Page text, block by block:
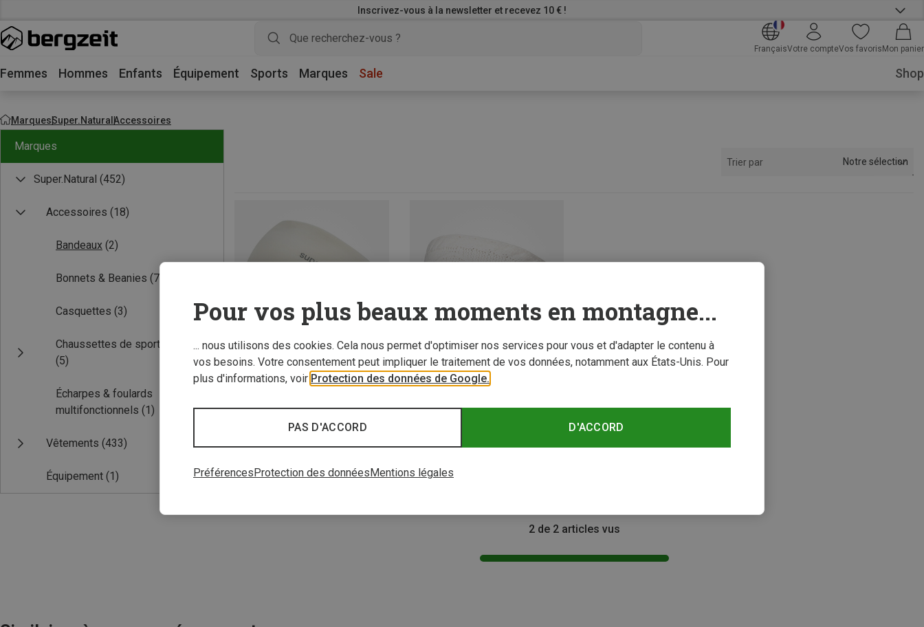
Inscrivez-vous à la newsletter et recevez 10 € !
FrançaisVotre compteVos favoris Mon panier
Femmes Hommes Enfants Équipement Sports Marques Sale Shop
MarquesSuper.NaturalAccessoires
Marques
Super.Natural (452)
Accessoires (18)
Bandeaux (2)
Bonnets & Beanies (7)
Casquettes (3)
Chaussettes de sport
(5)
Écharpes & foulards
multifonctionnels (1)
Vêtements (433)
Équipement (1)
Trier par Notre sélection
Tailles
Super.Natural | Bandeaux
€ 29,95
Super.Natural | Bandeaux
€ 29,95
2 de 2 articles vus
Pour vos plus beaux moments en montagne...
... nous utilisons des cookies. Cela nous permet d'optimiser nos services pour vous et d'adapter le contenu à
vos besoins. Votre consentement peut impliquer le traitement de vos données, notamment aux États-Unis. Pour
plus d'informations, voir Protection des données de Google.
D'ACCORD
PAS D'ACCORD
Préférences Protection des données Mentions légales